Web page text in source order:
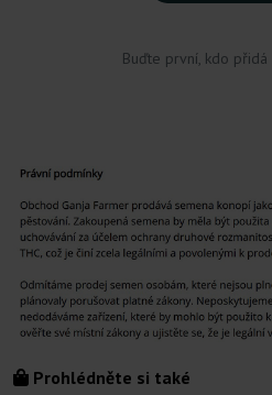
Buďte první, kdo
Prohlédněte si také